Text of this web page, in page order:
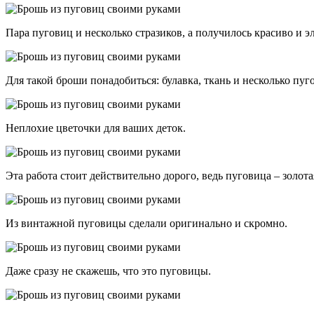
Пара пуговиц и несколько стразиков, а получилось красиво и
Для такой броши понадобиться: булавка, ткань и несколько
Неплохие цветочки для ваших деток.
Эта работа стоит действительно дорого, ведь пуговица –
Из винтажной пуговицы сделали оригинально и скромно.
Даже сразу не скажешь, что это пуговицы.